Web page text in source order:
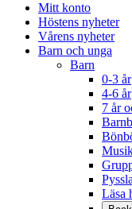
Mitt konto
Höstens nyheter
Vårens nyheter
Barn och unga
Barn
0-3 år
4-6 år
7 år
Läsa